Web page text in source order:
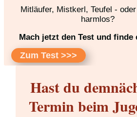
Mitläufer, Mistkerl, Teufel -
harmlos?
Mach jetzt den Test und finde
Zum Test >>>
Hast du
Termin beim